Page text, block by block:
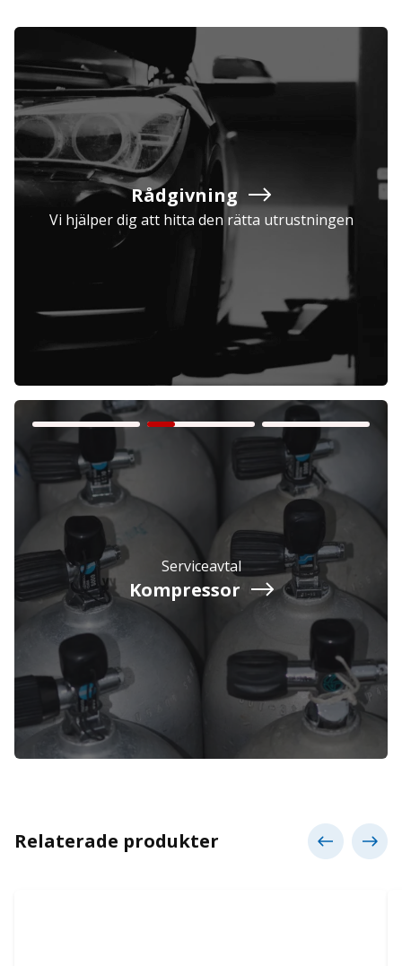
Företag Exkl. moms
Privatperson Inkl. moms
Rådgivning
Vi hjälper dig att hitta den rätta utrustningen
Serviceavtal
Kompressor
Relaterade produkter